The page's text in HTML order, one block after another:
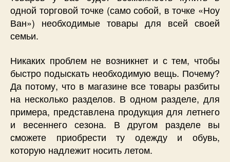
одной торговой точке (само собой, в точке «Ноу
Ван») необходимые товары для всей своей
семьи.
Никаких проблем не возникнет и с тем, чтобы
быстро подыскать необходимую вещь. Почему?
Да потому, что в магазине все товары разбиты
на несколько разделов. В одном разделе, для
примера, представлена продукция для летнего
и весеннего сезона. В другом разделе вы
сможете приобрести ту одежду и обувь,
которую надлежит носить летом.